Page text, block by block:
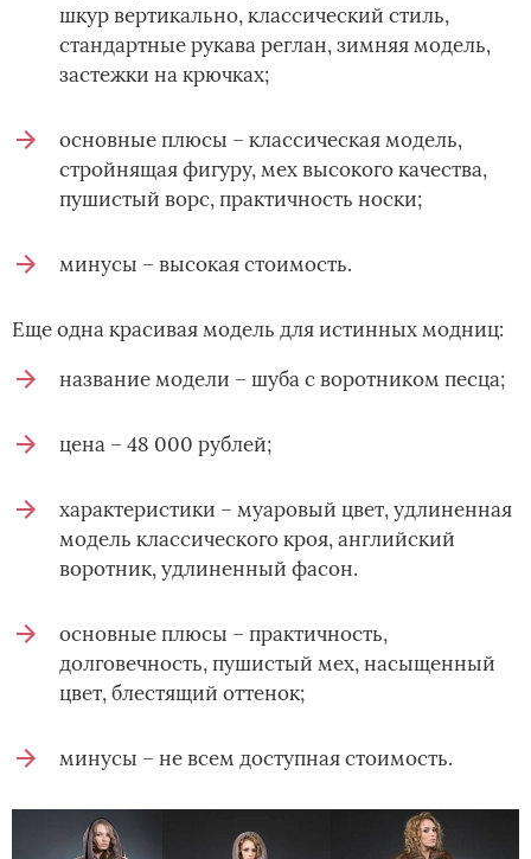
шкур вертикально, классический стиль,
стандартные рукава реглан, зимняя модель,
застежки на крючках;
основные плюсы – классическая модель,
стройнящая фигуру, мех высокого качества,
пушистый ворс, практичность носки;
минусы – высокая стоимость.
Еще одна красивая модель для истинных модниц:
название модели – шуба с воротником песца;
цена – 48 000 рублей;
характеристики – муаровый цвет, удлиненная
модель классического кроя, английский
воротник, удлиненный фасон.
основные плюсы – практичность,
долговечность, пушистый мех, насыщенный
цвет, блестящий оттенок;
минусы – не всем доступная стоимость.